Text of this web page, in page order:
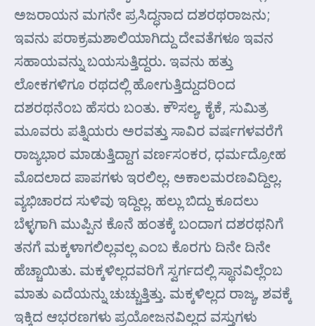
ಅಜರಾಯನ ಮಗನೇ ಪ್ರಸಿದ್ಧನಾದ ದಶರಥರಾಜನು;
ಇವನು ಪರಾಕ್ರಮಶಾಲಿಯಾಗಿದ್ದು ದೇವತೆಗಳೂ ಇವನ
ಸಹಾಯವನ್ನು ಬಯಸುತ್ತಿದ್ದರು. ಇವನು ಹತ್ತು
ಲೋಕಗಳಿಗೂ ರಥದಲ್ಲಿ ಹೋಗುತ್ತಿದ್ದುದರಿಂದ
ದಶರಥನೆಂಬ ಹೆಸರು ಬಂತು. ಕೌಸಲ್ಯ, ಕೈಕೆ, ಸುಮಿತ್ರ
ಮೂವರು ಪತ್ನಿಯರು ಅರವತ್ತು ಸಾವಿರ ವರ್ಷಗಳವರೆಗೆ
ರಾಜ್ಯಭಾರ ಮಾಡುತ್ತಿದ್ದಾಗ ವರ್ಣಸಂಕರ, ಧರ್ಮದ್ರೋಹ
ಮೊದಲಾದ ಪಾಪಗಳು ಇರಲಿಲ್ಲ. ಅಕಾಲಮರಣವಿದ್ದಿಲ್ಲ.
ವ್ಯಭಿಚಾರದ ಸುಳಿವು ಇದ್ದಿಲ್ಲ. ಹಲ್ಲು ಬಿದ್ದು ಕೂದಲು
ಬೆಳ್ಳಗಾಗಿ ಮುಪ್ಪಿನ ಕೊನೆ ಹಂತಕ್ಕೆ ಬಂದಾಗ ದಶರಥನಿಗೆ
ತನಗೆ ಮಕ್ಕಳಾಗಲಿಲ್ಲವಲ್ಲ ಎಂಬ ಕೊರಗು ದಿನೇ ದಿನೇ
ಹೆಚ್ಚಾಯಿತು. ಮಕ್ಕಳಿಲ್ಲದವರಿಗೆ ಸ್ವರ್ಗದಲ್ಲಿ ಸ್ಥಾನವಿಲ್ಲೆಂಬ
ಮಾತು ಎದೆಯನ್ನು ಚುಚ್ಚುತ್ತಿತ್ತು. ಮಕ್ಕಳಿಲ್ಲದ ರಾಜ್ಯ, ಶವಕ್ಕೆ
ಇಕ್ಕಿದ ಆಭರಣಗಳು ಪ್ರಯೋಜನವಿಲ್ಲದ ವಸ್ತುಗಳು